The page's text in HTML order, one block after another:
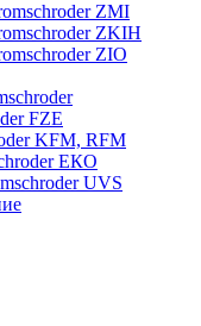
ZМI
ZKIH
ZIO
FZE
KFM, RFM
ЕКО
UVS